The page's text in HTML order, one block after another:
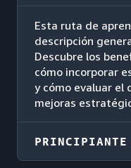
Esta ruta de
descripción
Descubre los
cómo incorporar
y cómo evaluar el
mejoras
PRINCIPIANTE